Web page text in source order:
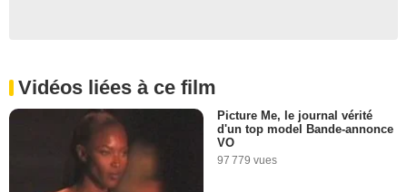
Vidéos liées à ce film
Picture Me, le journal vérité
d'un top model Bande-annonce
VO
97 779 vues